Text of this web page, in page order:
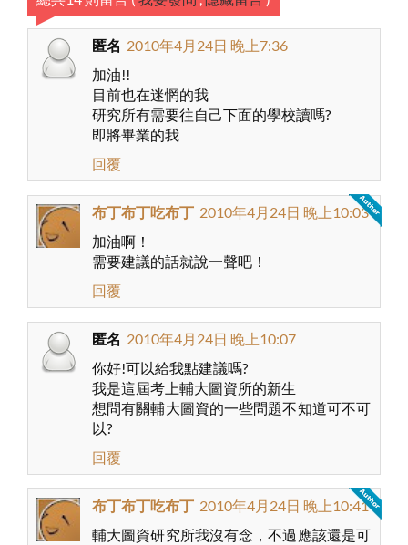
匿名 2010年4月24日 晚上7:36
加油!!
目前也在迷惘的我
研究所有需要往自己下面的學校讀嗎?
即將畢業的我
回覆
布丁布丁吃布丁 2010年4月24日 晚上10:03
加油啊！
需要建議的話就說一聲吧！
回覆
匿名 2010年4月24日 晚上10:07
你好!可以給我點建議嗎?
我是這屆考上輔大圖資所的新生
想問有關輔大圖資的一些問題不知道可不可
以?
回覆
布丁布丁吃布丁 2010年4月24日 晚上10:41
輔大圖資研究所我沒有念，不過應該還是可